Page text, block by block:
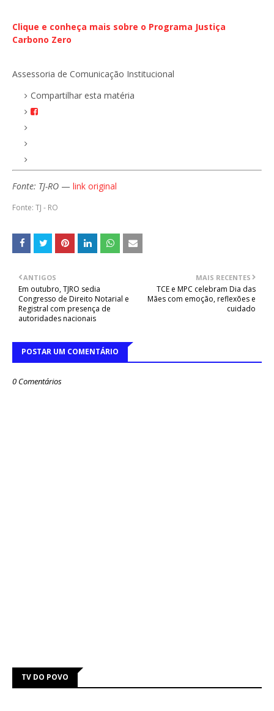
Clique e conheça mais sobre o Programa Justiça
Carbono Zero
Assessoria de Comunicação Institucional
Compartilhar esta matéria
Fonte: TJ-RO — link original
Fonte: TJ - RO
MAIS RECENTES
TCE e MPC celebram Dia das
Mães com emoção, reflexões e
cuidado
ANTIGOS
Em outubro, TJRO sedia
Congresso de Direito Notarial e
Registral com presença de
autoridades nacionais
POSTAR UM COMENTÁRIO
0 Comentários
TV DO POVO